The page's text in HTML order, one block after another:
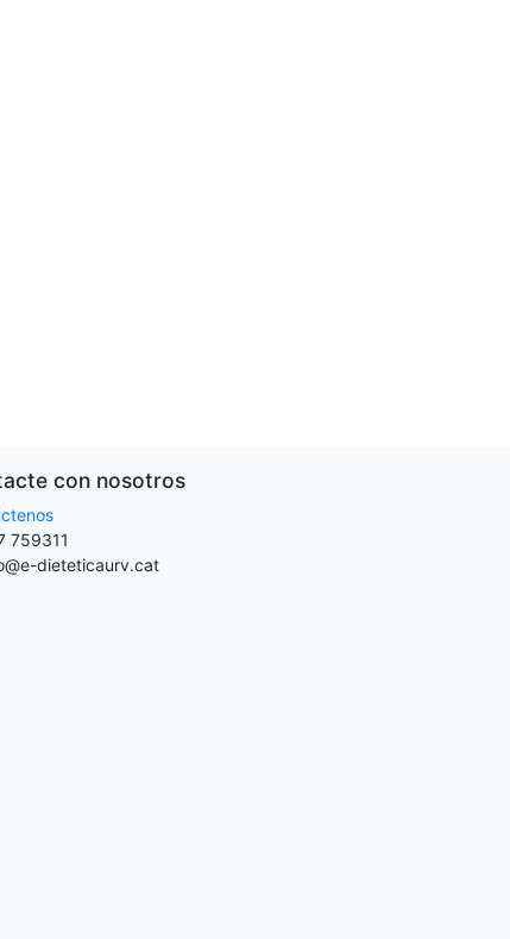
con nosotros
759311
dieteticaurv.cat